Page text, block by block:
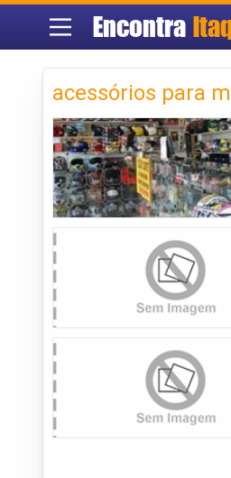
Encontra
acessórios para